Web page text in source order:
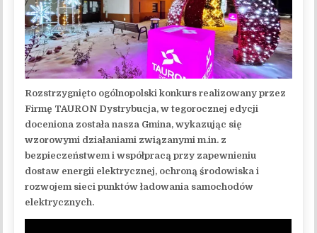
Rozstrzygnięto ogólnopolski konkurs realizowany przez
Firmę TAURON Dystrybucja, w tegorocznej edycji
doceniona została nasza Gmina, wykazując się
wzorowymi działaniami związanymi m.in. z
bezpieczeństwem i współpracą przy zapewnieniu
dostaw energii elektrycznej, ochroną środowiska i
rozwojem sieci punktów ładowania samochodów
elektrycznych.